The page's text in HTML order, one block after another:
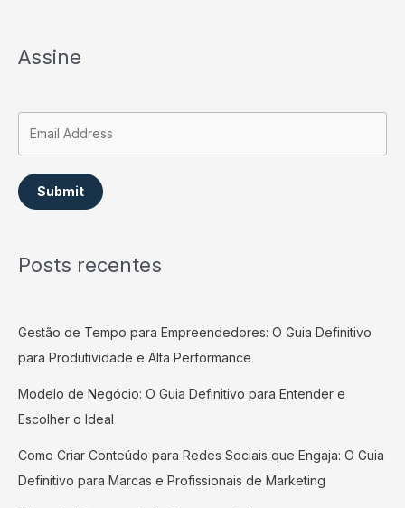
Assine
Submit
Posts recentes
Gestão de Tempo para Empreendedores: O Guia Definitivo
para Produtividade e Alta Performance
Modelo de Negócio: O Guia Definitivo para Entender e
Escolher o Ideal
Como Criar Conteúdo para Redes Sociais que Engaja: O Guia
Definitivo para Marcas e Profissionais de Marketing